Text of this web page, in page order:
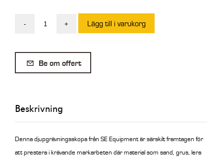
-
med
tand
800mm
mängd
+ Lägg till i varukorg
Be om offert
Beskrivning
Denna djupgrävningsskopa från SE Equipment är särskilt framtagen för
att prestera i krävande markarbeten där material som sand, grus, lera